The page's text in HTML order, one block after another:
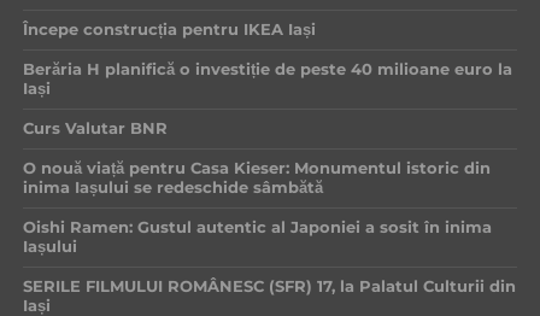
Începe construcția pentru IKEA Iași
Berăria H planifică o investiție de peste 40 milioane euro la
Iași
Curs Valutar BNR
O nouă viață pentru Casa Kieser: Monumentul istoric din
inima Iașului se redeschide sâmbătă
Oishi Ramen: Gustul autentic al Japoniei a sosit în inima
Iașului
SERILE FILMULUI ROMÂNESC (SFR) 17, la Palatul Culturii din
Iași